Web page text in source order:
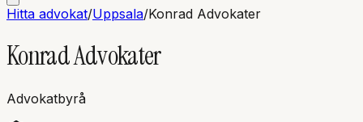
Hitta advokat/Uppsala/Konrad Advokater
Konrad Advokater
Advokatbyrå